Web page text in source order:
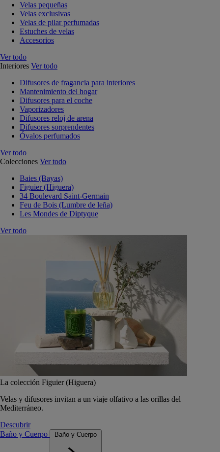
Velas pequeñas
Velas exclusivas
Velas de pilar perfumadas
Estuches de velas
Accesorios
Ver todo
Interiores Ver todo
Difusores de fragancia para interiores
Mantenimiento del hogar
Difusores para el coche
Vaporizadores
Difusores reloj de arena
Difusores sorprendentes
Óvalos perfumados
Ver todo
Colecciones Ver todo
Baies (Bayas)
Figuier (Higuera)
34 Boulevard Saint-Germain
Feu de Bois (Lumbre de leña)
Les Mondes de Diptyque
Ver todo
La colección Figuier (Higuera)
Velas y difusores invitan a un viaje olfativo a las orillas del
Mediterráneo.
Descubrir
Baño y Cuerpo
Baño y Cuerpo